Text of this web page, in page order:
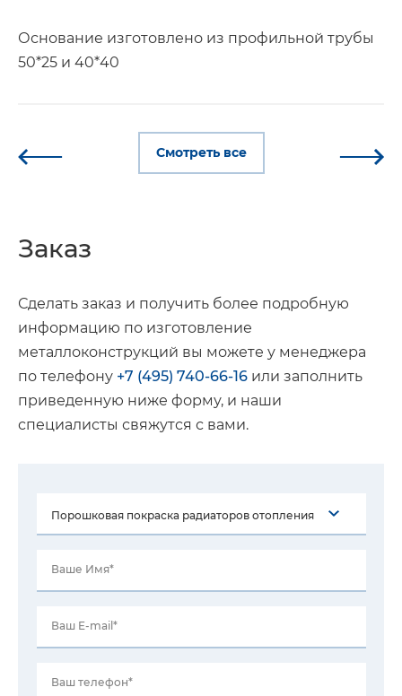
Основание изготовлено из профильной трубы
50*25 и 40*40
Смотреть все
Заказ
Сделать заказ и получить более подробную
информацию по изготовление
металлоконструкций вы можете у менеджера
по телефону +7 (495) 740-66-16 или заполнить
приведенную ниже форму, и наши
специалисты свяжутся с вами.
Ваше Имя*
Ваш E-mail*
Ваш телефон*